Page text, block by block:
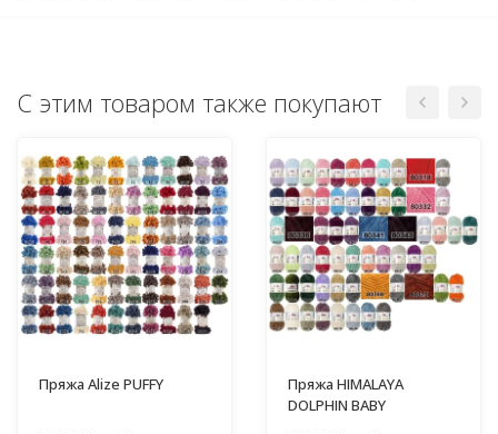
С этим товаром также покупают
Пряжа Alize PUFFY
Пряжа HIMALAYA
DOLPHIN BABY